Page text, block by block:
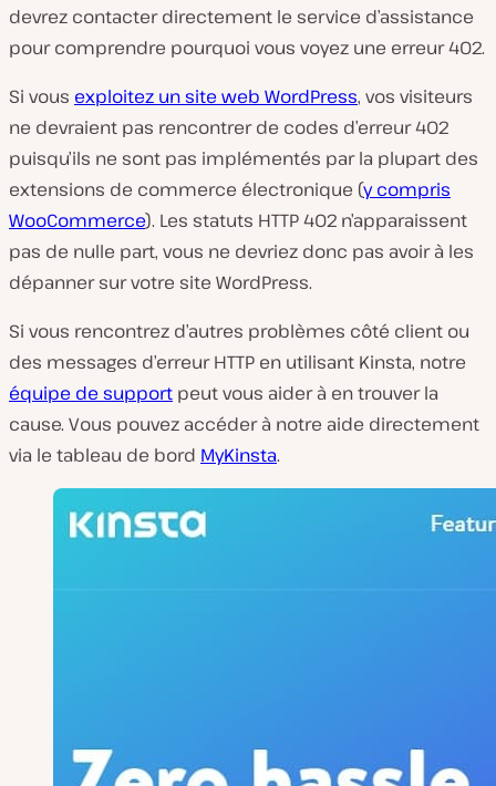
devrez contacter directement le service d’assistance
pour comprendre pourquoi vous voyez une erreur 402.
Si vous exploitez un site web WordPress, vos visiteurs
ne devraient pas rencontrer de codes d’erreur 402
puisqu’ils ne sont pas implémentés par la plupart des
extensions de commerce électronique (y compris
WooCommerce). Les statuts HTTP 402 n’apparaissent
pas de nulle part, vous ne devriez donc pas avoir à les
dépanner sur votre site WordPress.
Si vous rencontrez d’autres problèmes côté client ou
des messages d’erreur HTTP en utilisant Kinsta, notre
équipe de support peut vous aider à en trouver la
cause. Vous pouvez accéder à notre aide directement
via le tableau de bord MyKinsta.